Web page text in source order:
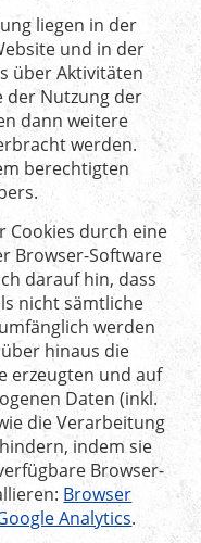
liegen in der
und in der
über Aktivitäten
der Nutzung der
dann weitere
werden.
berechtigten
Cookies durch eine
Browser-Software
darauf hin, dass
nicht sämtliche
werden
hinaus die
erzeugten und auf
Daten (inkl.
die Verarbeitung
indem sie
Browser-
Browser
Analytics.